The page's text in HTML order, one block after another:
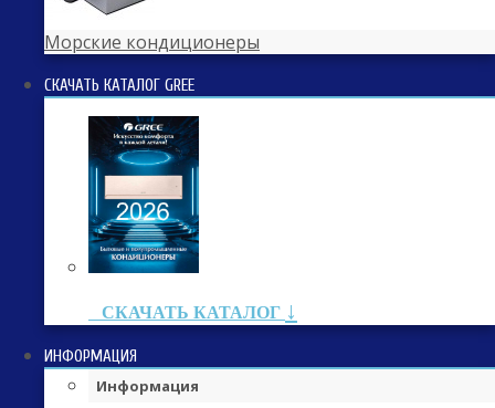
Морские кондиционеры
СКАЧАТЬ КАТАЛОГ GREE
СКАЧАТЬ КАТАЛОГ ↓
ИНФОРМАЦИЯ
Информация